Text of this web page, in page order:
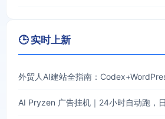
🕒 实时上新